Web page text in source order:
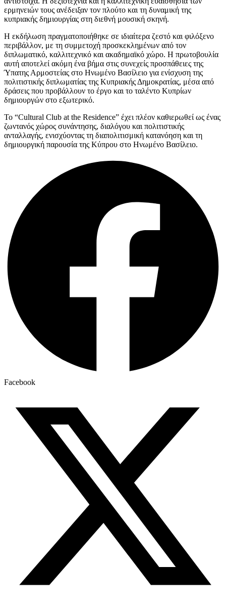
ερμηνειών τους ανέδειξαν τον πλούτο και τη δυναμική της
κυπριακής δημιουργίας στη διεθνή μουσική σκηνή.
Η εκδήλωση πραγματοποιήθηκε σε ιδιαίτερα ζεστό και φιλόξενο
περιβάλλον, με τη συμμετοχή προσκεκλημένων από τον
διπλωματικό, καλλιτεχνικό και ακαδημαϊκό χώρο. Η πρωτοβουλία
αυτή αποτελεί ακόμη ένα βήμα στις συνεχείς προσπάθειες της
Ύπατης Αρμοστείας στο Ηνωμένο Βασίλειο για ενίσχυση της
πολιτιστικής διπλωματίας της Κυπριακής Δημοκρατίας, μέσα από
δράσεις που προβάλλουν το έργο και το ταλέντο Κυπρίων
δημιουργών στο εξωτερικό.
Το “Cultural Club at the Residence” έχει πλέον καθιερωθεί ως ένας
ζωντανός χώρος συνάντησης, διαλόγου και πολιτιστικής
ανταλλαγής, ενισχύοντας τη διαπολιτισμική κατανόηση και τη
δημιουργική παρουσία της Κύπρου στο Ηνωμένο Βασίλειο.
Facebook